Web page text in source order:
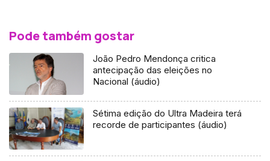
Pode também gostar
João Pedro Mendonça critica
antecipação das eleições no
Nacional (áudio)
Sétima edição do Ultra Madeira terá
recorde de participantes (áudio)